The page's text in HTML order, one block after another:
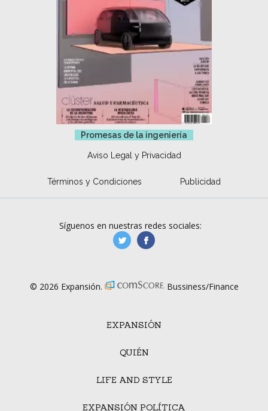
Promesas de la ingeniería
Aviso Legal y Privacidad
Términos y Condiciones Publicidad
EXPANSIÓN
QUIÉN
LIFE AND STYLE
EXPANSIÓN POLÍTICA
Síguenos en nuestras redes sociales:
manufacturaGE
© 2026 Expansión. Bussiness/Finance